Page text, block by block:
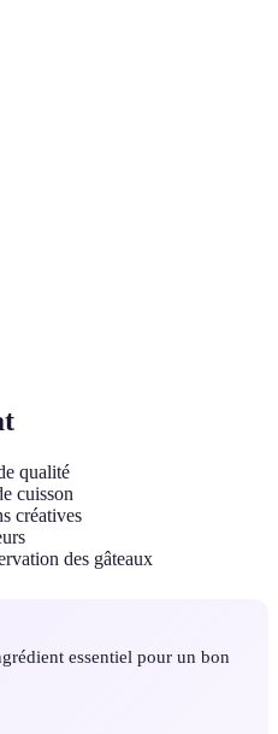
qualité
cuisson
créatives
des gâteaux
essentiel pour un bon